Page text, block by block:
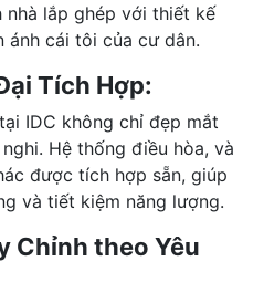
nhà lắp ghép với thiết kế
ánh cái tôi của cư dân.
Tích Hợp:
IDC không chỉ đẹp mắt
Hệ thống điều hòa, và
được tích hợp sẵn, giúp
và tiết kiệm năng lượng.
Chỉnh theo Yêu